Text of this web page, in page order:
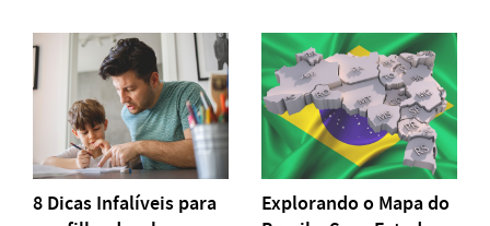
8 Dicas Infalíveis para
Explorando o Mapa do